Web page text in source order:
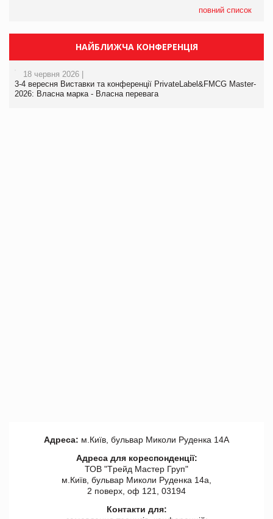
повний список
НАЙБЛИЖЧА КОНФЕРЕНЦІЯ
18 червня 2026 |
3-4 вересня Виставки та конференції PrivateLabel&FMCG Master-
2026: Власна марка - Власна перевага
Адреса: м.Київ, бульвар Миколи Руденка 14А
Адреса для кореспонденції:
ТОВ "Tрейд Мастер Груп"
м.Київ, бульвар Миколи Руденка 14а,
2 поверх, оф 121, 03194
Контакти для: